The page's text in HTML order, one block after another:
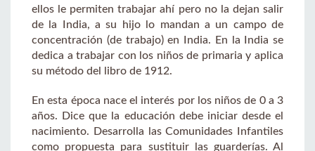
ellos le permiten trabajar ahí pero no la dejan salir
de la India, a su hijo lo mandan a un campo de
concentración (de trabajo) en India. En la India se
dedica a trabajar con los niños de primaria y aplica
su método del libro de 1912.
En esta época nace el interés por los niños de 0 a 3
años. Dice que la educación debe iniciar desde el
nacimiento. Desarrolla las Comunidades Infantiles
como propuesta para sustituir las guarderías. Al